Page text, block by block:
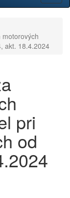
akt. 18.4.2024
pri
od